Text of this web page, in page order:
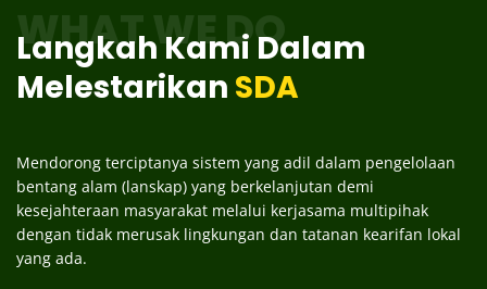
WHAT WE DO
Langkah Kami Dalam
Melestarikan SDA
Mendorong terciptanya sistem yang adil dalam pengelolaan
bentang alam (lanskap) yang berkelanjutan demi
kesejahteraan masyarakat melalui kerjasama multipihak
dengan tidak merusak lingkungan dan tatanan kearifan lokal
yang ada.